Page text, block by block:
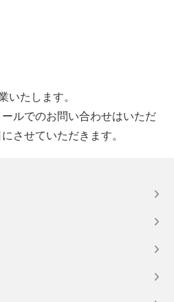
いたします。
ルでのお問い合わせはいただ
させていただきます。